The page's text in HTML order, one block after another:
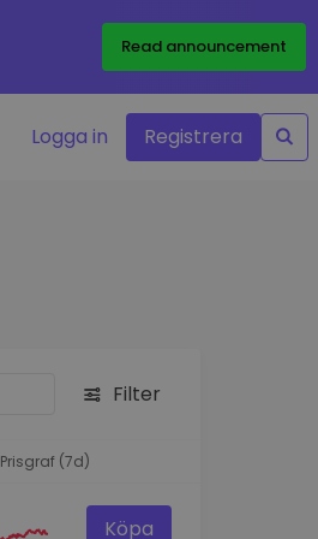
Read announcement
Logga in Registrera
Filter
Prisgraf (7d)
Köpa